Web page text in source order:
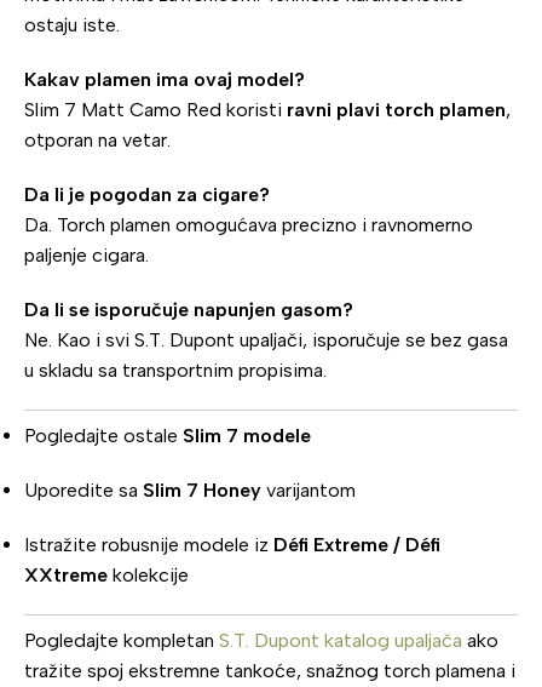
ostaju iste.
Kakav plamen ima ovaj model?
Slim 7 Matt Camo Red koristi ravni plavi torch plamen,
otporan na vetar.
Da li je pogodan za cigare?
Da. Torch plamen omogućava precizno i ravnomerno
paljenje cigara.
Da li se isporučuje napunjen gasom?
Ne. Kao i svi S.T. Dupont upaljači, isporučuje se bez gasa
u skladu sa transportnim propisima.
Pogledajte ostale Slim 7 modele
Uporedite sa Slim 7 Honey varijantom
Istražite robusnije modele iz Défi Extreme / Défi
XXtreme kolekcije
Pogledajte kompletan S.T. Dupont katalog upaljača ako
tražite spoj ekstremne tankoće, snažnog torch plamena i